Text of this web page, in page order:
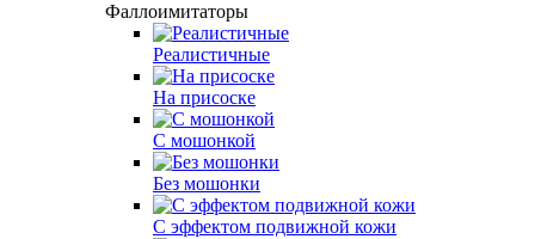
Фаллоимитаторы
Реалистичные
На присоске
С мошонкой
Без мошонки
С эффектом подвижной кожи